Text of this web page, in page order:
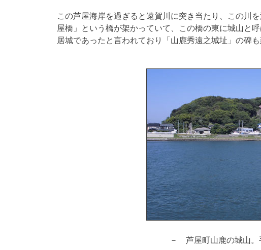
この芦屋海岸を過ぎると遠賀川に突き当たり、この川
屋橋」という橋が架かっていて、この橋の東に城山と
居城であったと言われており「山鹿秀遠之城址」の碑も
－ 芦屋町山鹿の城山